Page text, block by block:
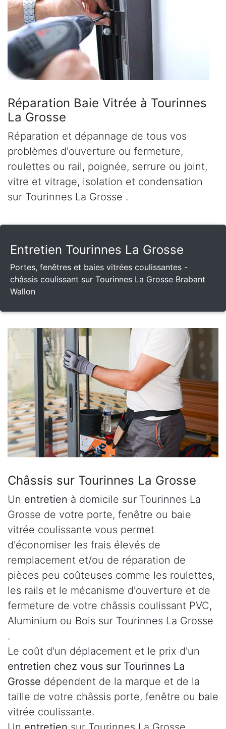
Réparation Baie Vitrée à Tourinnes
La Grosse
Réparation et dépannage de tous vos
problèmes d'ouverture ou fermeture,
roulettes ou rail, poignée, serrure ou joint,
vitre et vitrage, isolation et condensation
sur Tourinnes La Grosse .
Entretien Tourinnes La Grosse
Portes, fenêtres et baies vitrées coulissantes -
châssis coulissant sur Tourinnes La Grosse Brabant
Wallon
Châssis sur Tourinnes La Grosse
Un entretien à domicile sur Tourinnes La
Grosse de votre porte, fenêtre ou baie
vitrée coulissante vous permet
d'économiser les frais élevés de
remplacement et/ou de réparation de
pièces peu coûteuses comme les roulettes,
les rails et le mécanisme d'ouverture et de
fermeture de votre châssis coulissant PVC,
Aluminium ou Bois sur Tourinnes La Grosse
.
Le coût d'un déplacement et le prix d'un
entretien chez vous sur Tourinnes La
Grosse dépendent de la marque et de la
taille de votre châssis porte, fenêtre ou baie
vitrée coulissante.